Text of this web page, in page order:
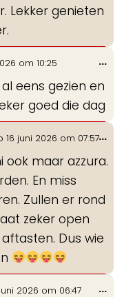
Lekker genieten
om 10:25
eens gezien en
goed die dag
...
16 juni 2026 om 07:57
ook maar azzura.
En miss
Zullen er rond
zeker open
Dus wie
...
2026 om 06:47 ...